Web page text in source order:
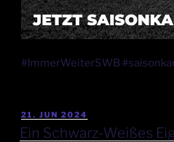
#ImmerWeiterSWB
21. JUN 2024
Ein Schwarz-Weißes